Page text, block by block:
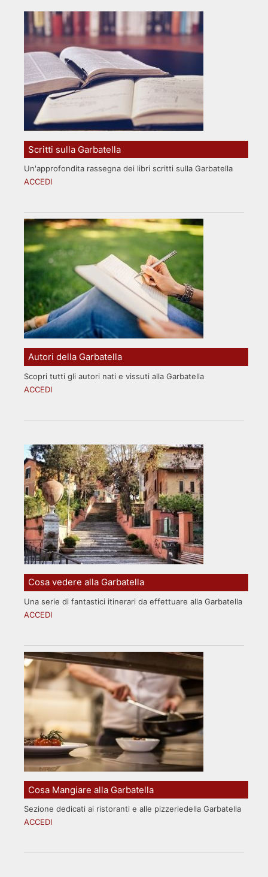
Scritti sulla Garbatella
Un'approfondita rassegna dei libri scritti sulla Garbatella
ACCEDI
Autori della Garbatella
Scopri tutti gli autori nati e vissuti alla Garbatella
ACCEDI
Cosa vedere alla Garbatella
Una serie di fantastici itinerari da effettuare alla Garbatella
ACCEDI
Cosa Mangiare alla Garbatella
Sezione dedicati ai ristoranti e alle pizzeriedella Garbatella
ACCEDI